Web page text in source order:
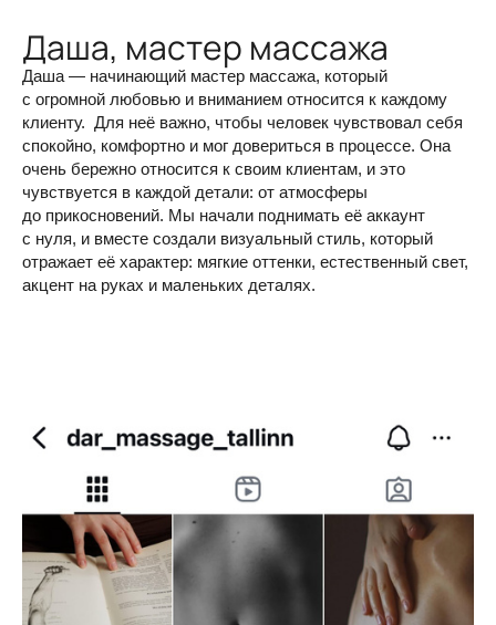
Даша, мастер массажа
Даша — начинающий мастер массажа, который
с огромной любовью и вниманием относится к каждому
клиенту. Для неё важно, чтобы человек чувствовал себя
спокойно, комфортно и мог довериться в процессе. Она
очень бережно относится к своим клиентам, и это
чувствуется в каждой детали: от атмосферы
до прикосновений. Мы начали поднимать её аккаунт
с нуля, и вместе создали визуальный стиль, который
отражает её характер: мягкие оттенки, естественный свет,
акцент на руках и маленьких деталях.